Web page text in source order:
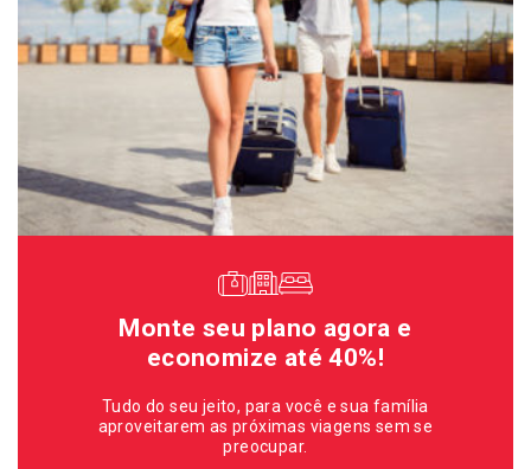
Monte seu plano agora e
economize até 40%!
Tudo do seu jeito, para você e sua família
aproveitarem as próximas viagens sem se
preocupar.